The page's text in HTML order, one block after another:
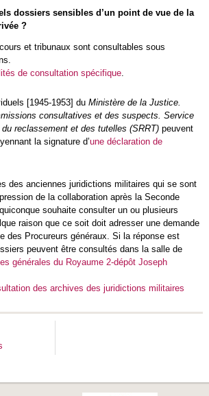
dossiers sensibles d’un point de vue de la
?
et tribunaux sont consultables sous
de consultation spécifique.
[1945-1953] du Ministère de la Justice.
consultatives et des suspects. Service
reclassement et des tutelles (SRRT) peuvent
la signature d’une déclaration de
des anciennes juridictions militaires qui se sont
de la collaboration après la Seconde
souhaite consulter un ou plusieurs
raison que ce soit doit adresser une demande
des Procureurs généraux. Si la réponse est
peuvent être consultés dans la salle de
générales du Royaume 2-dépôt Joseph
des archives des juridictions militaires